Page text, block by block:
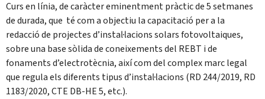
Curs en línia, de caràcter eminentment pràctic de 5 setmanes
de durada, que té com a objectiu la capacitació per a la
redacció de projectes d’instal·lacions solars fotovoltaiques,
sobre una base sòlida de coneixements del REBT i de
fonaments d’electrotècnia, així com del complex marc legal
que regula els diferents tipus d’instal·lacions (RD 244/2019, RD
1183/2020, CTE DB-HE 5, etc.).